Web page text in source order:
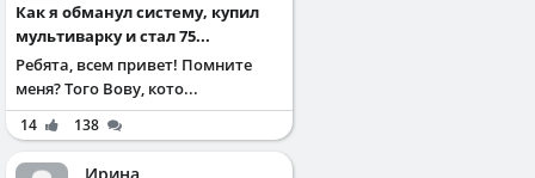
Как я обманул систему, купил
мультиварку и стал 75...
Ребята, всем привет! Помните
меня? Того Вову, кото...
14 138